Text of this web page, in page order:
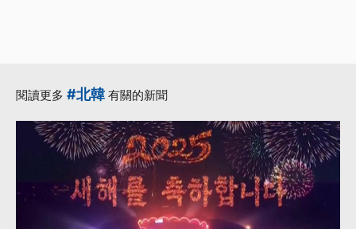
閱讀更多 #北韓 有關的新聞